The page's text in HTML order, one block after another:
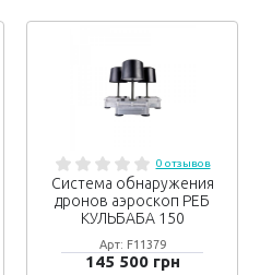
0 отзывов
Система обнаружения
дронов аэроскоп РЕБ
КУЛЬБАБА 150
Арт: F11379
145 500 грн